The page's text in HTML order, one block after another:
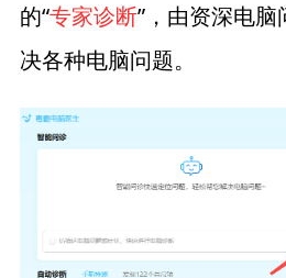
的“专家诊断”，由资深电脑
决各种电脑问题。